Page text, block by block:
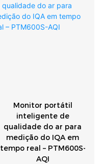
Monitor portátil
inteligente de
qualidade do ar para
medição do IQA em
tempo real – PTM600S-
AQI